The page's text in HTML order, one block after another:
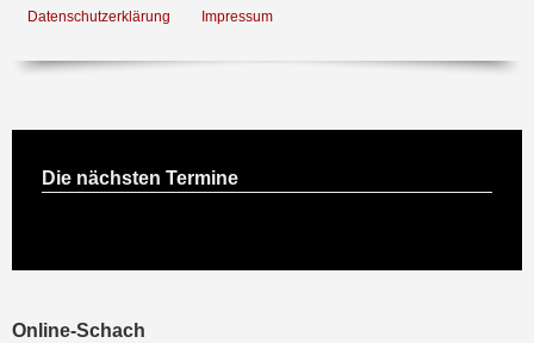
Datenschutzerklärung Impressum
Die nächsten Termine
Online-Schach